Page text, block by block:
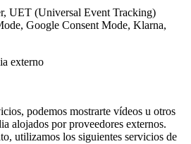
UET (Universal Event Tracking)
Google Consent Mode, Klarna,
externo
podemos mostrarte vídeos u otros
alojados por proveedores externos.
utilizamos los siguientes servicios de